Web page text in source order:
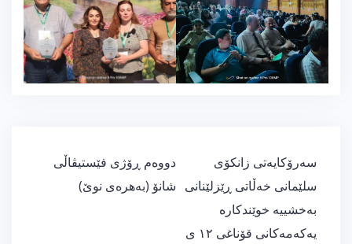
ڕێدۆزیی
بابەت
دووەم ڕۆژی فێستیڤاڵی
شانۆ (به‌هره‌ی نوێ)
سەرۆکایەتی زانکۆی
سلێمانی خەڵاتی ڕێزلێنانی
بەخشییە خوێندکارە
یەکەمەکانی قۆناغی ١٢ ی